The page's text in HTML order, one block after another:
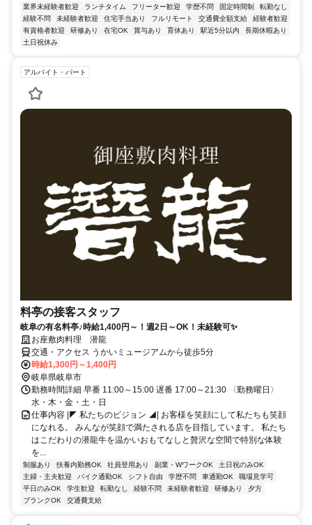
業界未経験者歓迎 ランチタイム フリーター歓迎 学歴不問 固定時間制
転勤なし
経験不問
未経験者歓迎 住宅手当あり フルリモート 交通費全額支給
経験者歓迎
有資格者歓迎
研修あり 在宅OK 賞与あり 育休あり 駅近5分以内
長期休暇あり
土日祝休み
アルバイト・パート
料亭の接客スタッフ
岐阜の有名料亭♪時給1,400円～！週2日～OK！未経験可✨
お座敷肉料理 潜龍
交通・アクセス うかいミュージアムから徒歩5分
時給1,300円～1,400円
岐阜県岐阜市
勤務時間詳細 早番 11:00～15:00 遅番 17:00～21:30 〈勤務曜日〉
水・木・金・土・日
仕事内容 |◤ 私たちのビジョン ◢| お客様を笑顔にして私たちも笑顔
になれる。 みんなが笑顔で満たされる店を目指しています。 私たち
はこだわりの潜龍牛を温かいおもてなしと贅沢な空間で特別な体験
を...
制服あり 扶養内勤務OK 社員登用あり 副業・WワークOK
土日祝のみOK
主婦・主夫歓迎
バイク通勤OK シフト自由 学歴不問 車通勤OK
職場見学可
平日のみOK
学生歓迎 転勤なし 経験不問 未経験者歓迎 研修あり
夕方
ブランクOK
交通費支給